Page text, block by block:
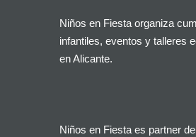
Niños en Fiesta organiza
infantiles, eventos y talleres
en Alicante.
Niños en Fiesta es partner